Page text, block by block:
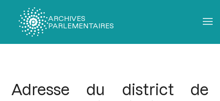
ARCHIVES
PARLEMENTAIRES
Adresse du district de